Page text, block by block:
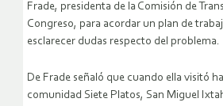
Frade, presidenta de la Comisión de
Congreso, para acordar un plan de
esclarecer dudas respecto del problema.
De Frade señaló que cuando ella visitó
comunidad Siete Platos, San Miguel